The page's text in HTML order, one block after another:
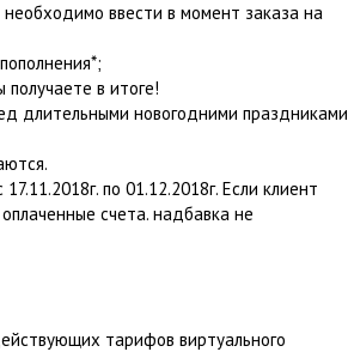
ввести в момент заказа на
в итоге!
длительными новогодними праздниками
по 01.12.2018г. Если клиент
счета. надбавка не
тарифов виртуального